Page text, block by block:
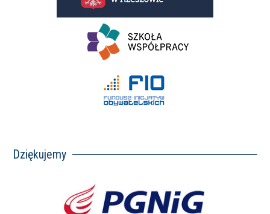
Dziękujemy